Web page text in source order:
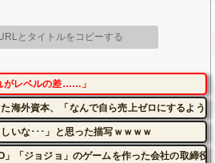
とタイトルをコピーする
がレベルの差……」
た海外資本、「なんで自ら売上ゼロにするよ
いな･･･」と思った描写ｗｗｗｗ
」「ジョジョ」のゲームを作った会社の取締